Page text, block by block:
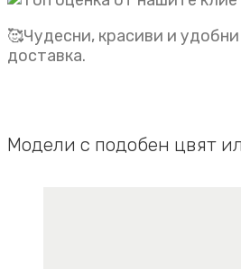
🥰Чудесни, красиви и
доставка.
Модели с подобен цвят